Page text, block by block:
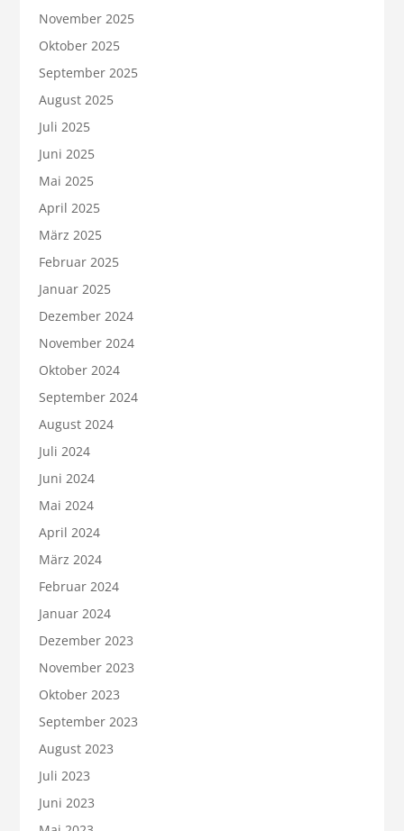
November 2025
Oktober 2025
September 2025
August 2025
Juli 2025
Juni 2025
Mai 2025
April 2025
März 2025
Februar 2025
Januar 2025
Dezember 2024
November 2024
Oktober 2024
September 2024
August 2024
Juli 2024
Juni 2024
Mai 2024
April 2024
März 2024
Februar 2024
Januar 2024
Dezember 2023
November 2023
Oktober 2023
September 2023
August 2023
Juli 2023
Juni 2023